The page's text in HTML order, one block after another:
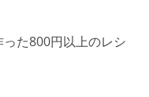
た800円以上のレシ